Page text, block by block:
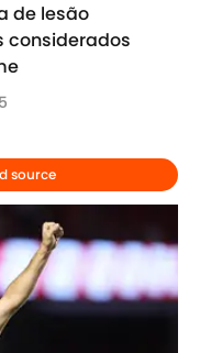
de lesão
considerados
source